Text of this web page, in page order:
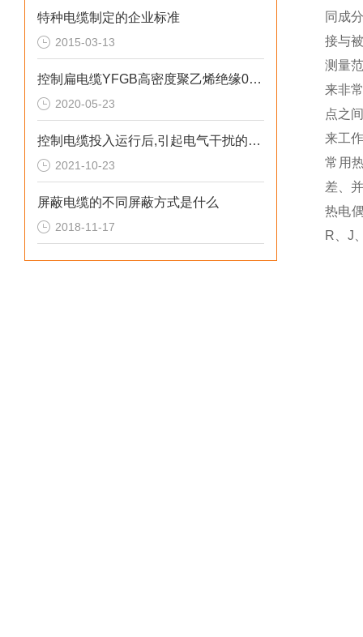
特种电缆制定的企业标准
2015-03-13
控制扁电缆YFGB高密度聚乙烯绝缘0.6mm
2020-05-23
控制电缆投入运行后,引起电气干扰的主要原因有
2021-10-23
屏蔽电缆的不同屏蔽方式是什么
2018-11-17
同成
接与
测量
来非
点之
来工
常用
差、
热电
R、J